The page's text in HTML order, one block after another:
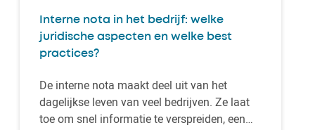
Interne nota in het bedrijf: welke
juridische aspecten en welke best
practices?
De interne nota maakt deel uit van het
dagelijkse leven van veel bedrijven. Ze laat
toe om snel informatie te verspreiden, een